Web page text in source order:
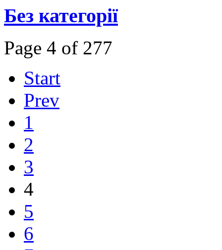
Без категорії
Page 4 of 277
Start
Prev
1
2
3
4
5
6